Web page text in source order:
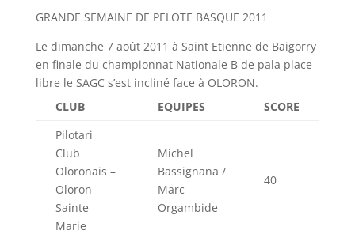
GRANDE SEMAINE DE PELOTE BASQUE 2011
Le dimanche 7 août 2011 à Saint Etienne de Baigorry
en finale du championnat Nationale B de pala place
libre le SAGC s’est incliné face à OLORON.
CLUB
EQUIPES
SCORE
Pilotari
Club
Oloronais –
Oloron
Sainte
Marie
Michel
Bassignana /
Marc
Orgambide
40